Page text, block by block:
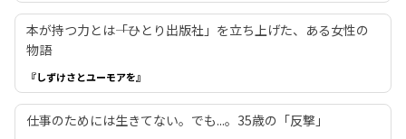
本が持つ力とは――「ひとり出版社」を立ち上げた、ある女性の
物語
『しずけさとユーモアを』
仕事のためには生きてない。でも...。35歳の「反撃」